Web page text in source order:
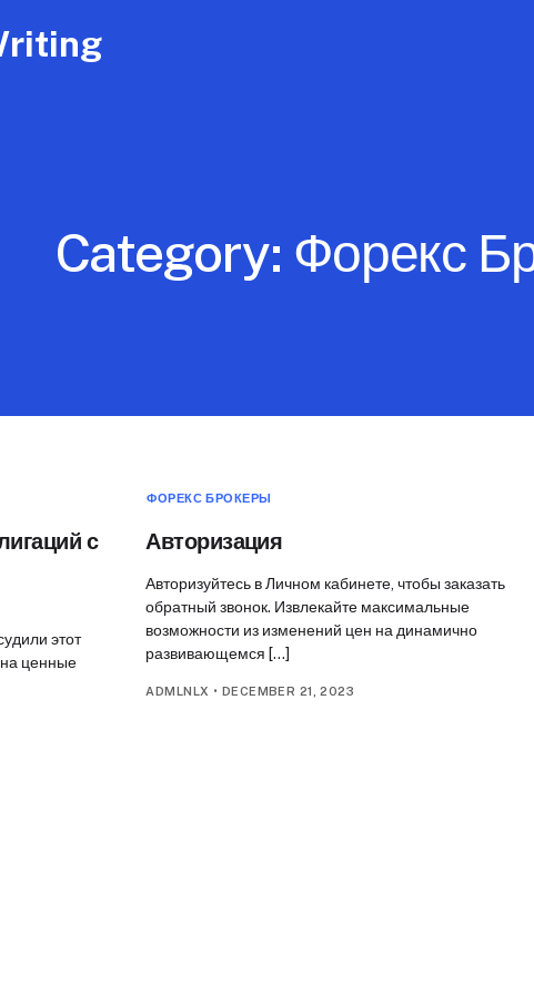
Category: Форекс
с
этот
на ценные
ФОРЕКС БРОКЕРЫ
Авторизация
Авторизуйтесь в Личном кабинете, чтобы заказать
обратный звонок. Извлекайте максимальные
возможности из изменений цен на динамично
развивающемся […]
ADMLNLX • DECEMBER 21, 2023